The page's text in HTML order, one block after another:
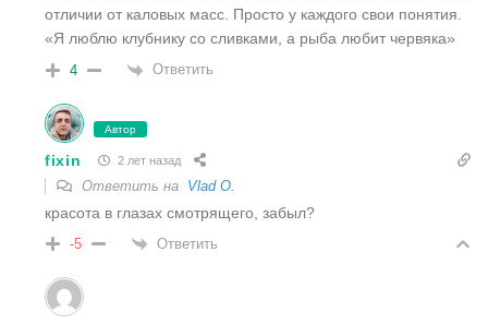
отличии от каловых масс. Просто у каждого свои понятия.
«Я люблю клубнику со сливками, а рыба любит червяка»
4 Ответить
Автор
fixin 2 лет назад
Ответить на Vlad O.
красота в глазах смотрящего, забыл?
-5 Ответить